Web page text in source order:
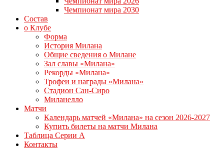
Чемпионат мира 2030
Состав
о Клубе
Форма
История Милана
Общие сведения о Милане
Зал славы «Милана»
Рекорды «Милана»
Трофеи и награды «Милана»
Стадион Сан-Сиро
Миланелло
Матчи
Календарь матчей «Милана» на сезон 2026-2027
Купить билеты на матчи Милана
Таблица Серии А
Контакты